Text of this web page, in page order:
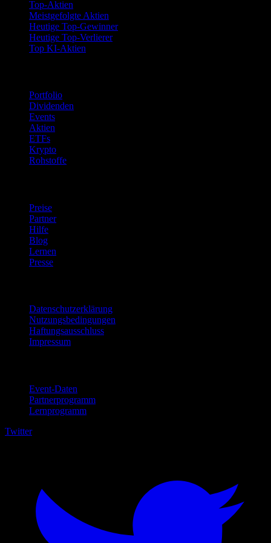
Top-Aktien
Meistgefolgte Aktien
Heutige Top-Gewinner
Heutige Top-Verlierer
Top KI-Aktien
Portfolio
Dividenden
Events
Aktien
ETFs
Krypto
Rohstoffe
Preise
Partner
Hilfe
Blog
Lernen
Presse
Datenschutzerklärung
Nutzungsbedingungen
Haftungsausschluss
Impressum
Event-Daten
Partnerprogramm
Lernprogramm
Twitter